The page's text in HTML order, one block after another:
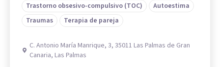
Trastorno obsesivo-compulsivo (TOC)
Autoestima
Traumas
Terapia de pareja
C. Antonio María Manrique, 3, 35011 Las Palmas de Gran
Canaria, Las Palmas